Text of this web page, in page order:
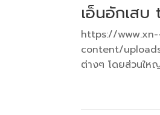
เอ็นอักเส
https://
content/
ต่างๆ โดยส่วนให